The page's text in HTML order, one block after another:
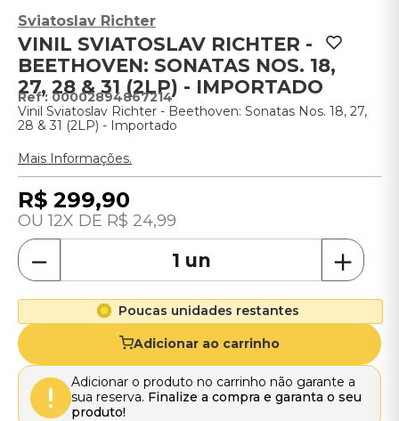
Sviatoslav Richter
VINIL SVIATOSLAV RICHTER -
BEETHOVEN: SONATAS NOS. 18,
27, 28 & 31 (2LP) - IMPORTADO
: 00002894867214
Vinil Sviatoslav Richter - Beethoven: Sonatas Nos. 18, 27,
28 & 31 (2LP) - Importado
Mais Informações.
R$ 299,90
12 R$ 24,99
＋
－
Poucas unidades restantes
Adicionar ao carrinho
Adicionar o produto no carrinho não garante a
sua reserva. Finalize a compra e garanta o seu
produto!